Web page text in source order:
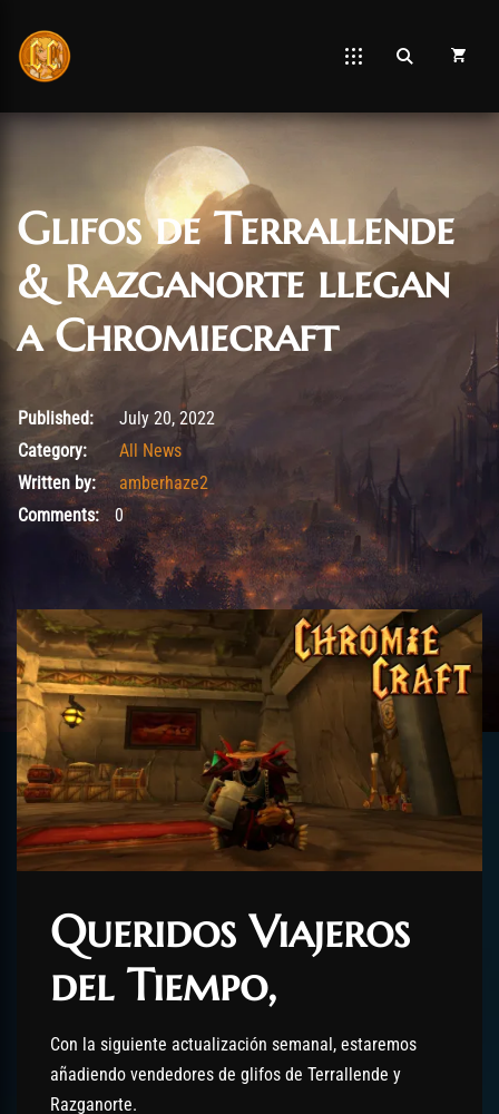
Glifos de Terrallende
& Razganorte llegan
a Chromiecraft
July 20, 2022
Published:
July 20, 2022
Category:
All News
Written by:
amberhaze2
Comments:0
Queridos Viajeros
del Tiempo,
Con la siguiente actualización semanal, estaremos
añadiendo vendedores de glifos de Terrallende y
Razganorte.